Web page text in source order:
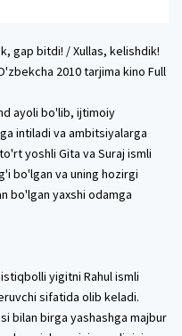
gap bitdi! / Xullas, kelishdik!
2010 tarjima kino Full
ayoli bo'lib, ijtimoiy
intiladi va ambitsiyalarga
yoshli Gita va Suraj ismli
bo'lgan va uning hozirgi
bo'lgan yaxshi odamga
yigitni Rahul ismli
sifatida olib keladi.
bilan birga yashashga majbur